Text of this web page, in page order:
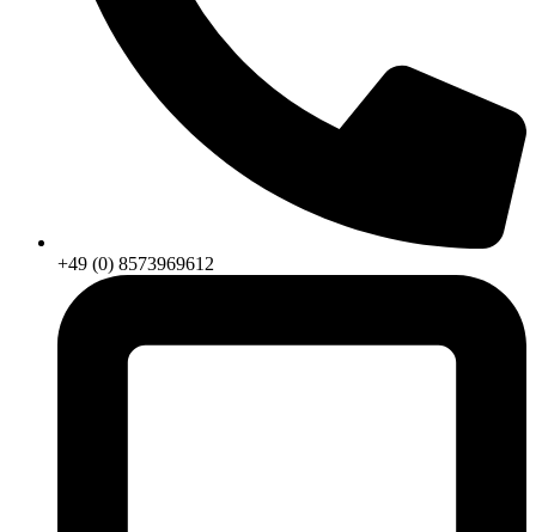
+49 (0) 8573969612